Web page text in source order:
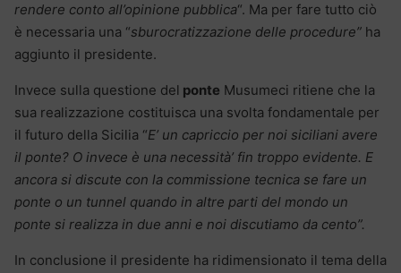
rendere conto all’opinione pubblica“. Ma per fare tutto ciò
è necessaria una “sburocratizzazione delle procedure” ha
aggiunto il presidente.
Invece sulla questione del ponte Musumeci ritiene che la
sua realizzazione costituisca una svolta fondamentale per
il futuro della Sicilia “E’ un capriccio per noi siciliani avere
il ponte? O invece è una necessità’ fin troppo evidente. E
ancora si discute con la commissione tecnica se fare un
ponte o un tunnel quando in altre parti del mondo un
ponte si realizza in due anni e noi discutiamo da cento”.
In conclusione il presidente ha ridimensionato il tema della